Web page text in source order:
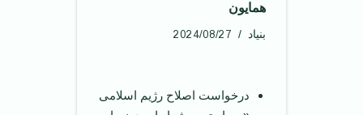
همایون
بنیاد 2024/08/27
درخواست اصلاح رژیم اسلامی